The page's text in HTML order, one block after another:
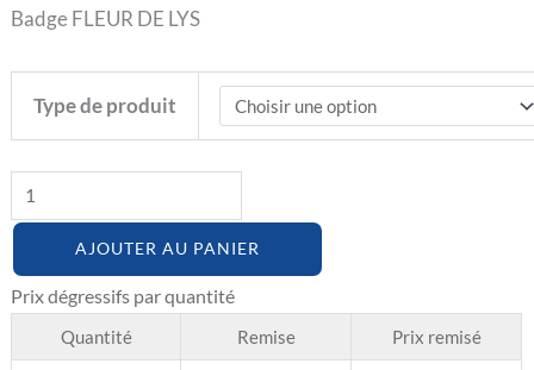
Badge FLEUR DE LYS
Type de produit
AJOUTER AU PANIER
Quantité Remise Prix remisé